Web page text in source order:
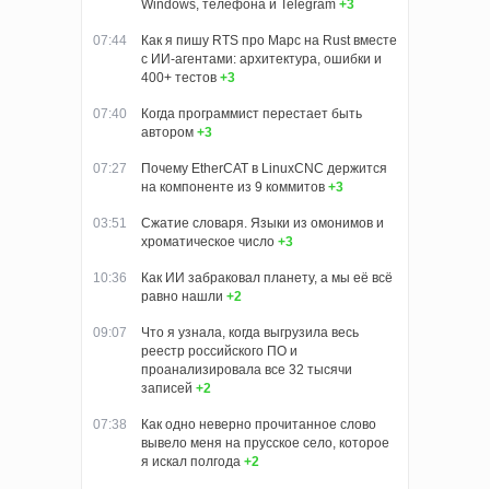
Windows, телефона и Telegram +3
07:44
Как я пишу RTS про Марс на Rust вместе
с ИИ-агентами: архитектура, ошибки и
400+ тестов +3
07:40
Когда программист перестает быть
автором +3
07:27
Почему EtherCAT в LinuxCNC держится
на компоненте из 9 коммитов +3
03:51
Сжатие словаря. Языки из омонимов и
хроматическое число +3
10:36
Как ИИ забраковал планету, а мы её всё
равно нашли +2
09:07
Что я узнала, когда выгрузила весь
реестр российского ПО и
проанализировала все 32 тысячи
записей +2
07:38
Как одно неверно прочитанное слово
вывело меня на прусское село, которое
я искал полгода +2